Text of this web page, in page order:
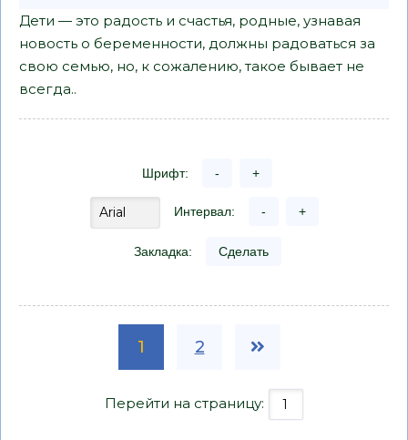
Дети — это радость и счастья, родные, узнавая
новость о беременности, должны радоваться за
свою семью, но, к сожалению, такое бывает не
всегда..
Шрифт: - +
Интервал: - +
Закладка: Сделать
1 2
Перейти на страницу: